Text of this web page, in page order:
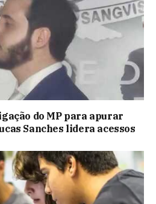
do MP para apurar
Sanches lidera acessos